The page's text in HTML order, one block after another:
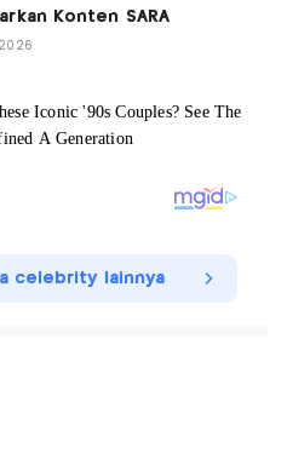
Konten SARA
celebrity lainnya